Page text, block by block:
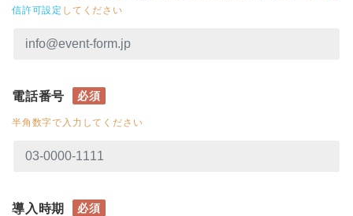
信許可設定 してください
電話番号 必須
半角数字で入力してください
導入時期 必須